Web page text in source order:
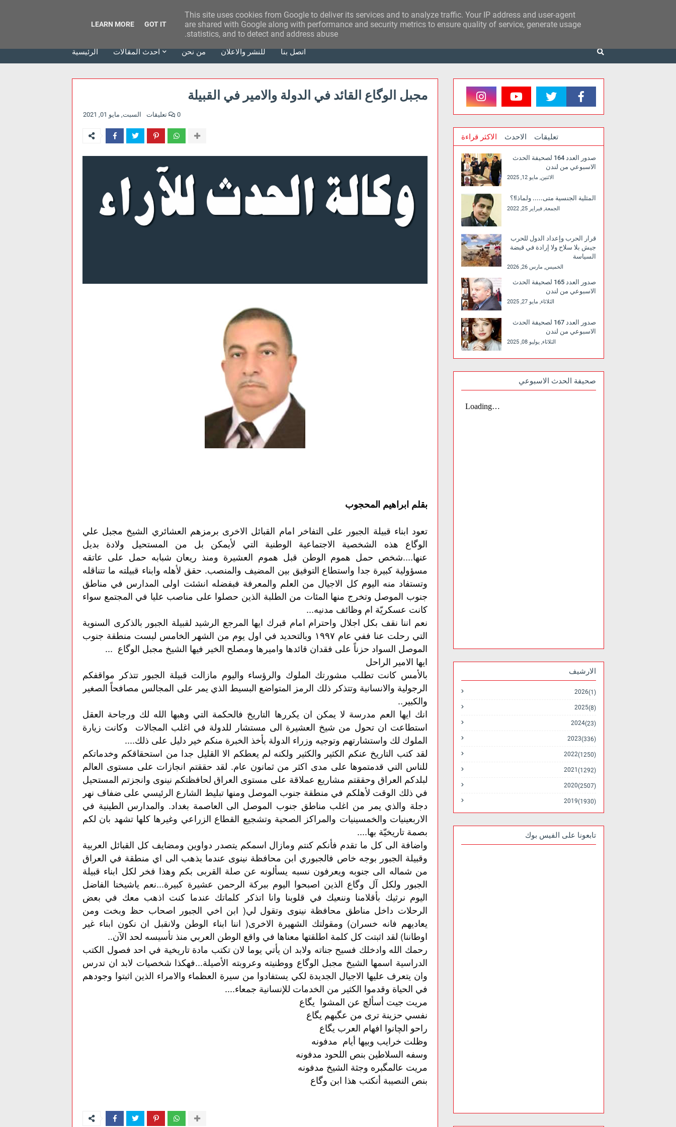
وكالة الحدث للآراء
الرئيسية أحدث المقالات من نحن للنشر والاعلان أتصل بنا
مجبل الوگاع القائد في الدولة والامير في القبيلة
السبت, مايو 01, 2021 0 تعليقات
بقلم ابراهيم المحجوب
تعود ابناء قبيلة الجبور على التفاخر امام القبائل الاخرى برمزهم العشائري الشيخ مجبل علي
الوگاع هذه الشخصية الاجتماعية الوطنية التي لأيمكن بل من المستحيل ولادة بديل
عنها....شخص حمل هموم الوطن قبل هموم العشيرة ومنذ ريعان شبابه حمل على عاتقه
مسؤولية كبيرة جدا واستطاع التوفيق بين المضيف والمنصب. حقق لأهله وابناء قبيلته ما تتناقله
وتستفاد منه اليوم كل الاجيال من العلم والمعرفة فبفضله انشئت اولى المدارس في مناطق
جنوب الموصل وتخرج منها المئات من الطلبة الذين حصلوا على مناصب عليا في المجتمع سواء
كانت عسكريّة ام وظائف مدنيه...
نعم اننا نقف بكل اجلال واحترام امام قبرك ايها المرجع الرشيد لقبيلة الجبور بالذكرى السنوية
التي رحلت عنا ففي عام ١٩٩٧ وبالتحديد في اول يوم من الشهر الخامس لبست منطقة جنوب
الموصل السواد حزناً على فقدان قائدها واميرها ومصلح الخير فيها الشيخ مجبل الوگاع ...
ايها الامير الراحل
بالأمس كانت تطلب مشورتك الملوك والرؤساء واليوم مازالت قبيلة الجبور تتذكر مواقفكم
الرجولية والانسانية وتتذكر ذلك الرمز المتواضع البسيط الذي يمر على المجالس مصافحاً الصغير
والكبير..
انك ايها العم مدرسة لا يمكن ان يكررها التاريخ فالحكمة التي وهبها الله لك ورجاحة العقل
استطاعت ان تحول من شيخ العشيرة الى مستشار للدولة في اغلب المجالات وكانت زيارة
الملوك لك واستشارتهم وتوجيه وزراء الدولة بأخذ الخبرة منكم خير دليل على ذلك....
لقد كتب التاريخ عنكم الكثير والكثير ولكنه لم يعطكم الا القليل جدا من استحقاقكم وخدماتكم
للناس التي قدمتموها على مدى اكثر من ثمانون عام. لقد حققتم انجازات على مستوى العالم
لبلدكم العراق وحققتم مشاريع عملاقة على مستوى العراق لحافظتكم نينوى وانجزتم المستحيل
في ذلك الوقت لأهلكم في منطقة جنوب الموصل ومنها تبليط الشارع الرئيسي على ضفاف نهر
دجلة والذي يمر من اغلب مناطق جنوب الموصل الى العاصمة بغداد. والمدارس الطينية في
الاربعينيات والخمسينيات والمراكز الصحية وتشجيع القطاع الزراعي وغيرها كلها تشهد بان لكم
بصمة تاريخيّة بها....
واضافة الى كل ما تقدم فأنكم كنتم ومازال اسمكم يتصدر دواوين ومضايف كل القبائل العربية
وقبيلة الجبور بوجه خاص فالجبوري ابن محافظة نينوى عندما يذهب الى اي منطقة في العراق
من شماله الى جنوبه ويعرفون نسبه يسألونه عن صلة القربى بكم وهذا فخر لكل ابناء قبيلة
الجبور ولكل آل وگاع الذين اصبحوا اليوم ببركة الرحمن عشيرة كبيرة...نعم ياشيخنا الفاضل
اليوم نرثيك بأقلامنا وننعيك في قلوبنا وانا اتذكر كلماتك عندما كنت اذهب معك في بعض
الرحلات داخل مناطق محافظة نينوى وتقول لي( ابن اخي الجبور اصحاب حظ وبخت ومن
يعاديهم فانه خسران) ومقولتك الشهيرة الاخرى( اننا ابناء الوطن ولانقبل ان نكون ابناء غير
اوطاننا) لقد اثبتت كل كلمة اطلقتها معناها في واقع الوطن العربي منذ تأسيسه لحد الآن..
رحمك الله وادخلك فسيح جناته ولابد ان يأتي يوما لان تكتب مادة تاريخية في احد فصول الكتب
الدراسية اسمها الشيخ مجبل الوگاع ووطنيته وعروبته الأصيلة...فهكذا شخصيات لابد ان تدرس
وان يتعرف عليها الاجيال الجديدة لكي يستفادوا من سيرة العظماء والامراء الذين اثبتوا وجودهم
في الحياة وقدموا الكثير من الخدمات للإنسانية جمعاء....
مريت جيت أسألچ عن المشوا يگاع
نفسي حزينة ترى من عگبهم يگاع
راحو الچانوا افهام العرب يگاع
وظلت خرايب وبيها أيام مدفونه
وسفه السلاطين بنص اللحود مدفونه
مريت عالمگبره وجثة الشيخ مدفونه
بنص النصيبة أنكتب هذا ابن وگاع
الاكثر قراءة الاحدث تعليقات
صدور العدد 164 لصحيفة الحدث
الاسبوعي من لندن
الاثنين, مايو 12, 2025
المثلية الجنسية متى..... ولماذا!؟
الجمعة, فبراير 25, 2022
قرار الحرب وإعداد الدول للحرب
جيش بلا سلاح ولا إرادة في قبضة
السياسة
الخميس, مارس 26, 2026
صدور العدد 165 لصحيفة الحدث
الاسبوعي من لندن
الثلاثاء, مايو 27, 2025
صدور العدد 167 لصحيفة الحدث
الاسبوعي من لندن
الثلاثاء, يوليو 08, 2025
صحيفة الحدث الاسبوعي
الارشيف
2026 (1)
2025 (8)
2024 (23)
2023 (336)
2022 (1250)
2021 (1292)
2020 (2507)
2019 (1930)
تابعونا على الفيس بوك
This site uses cookies from Google to deliver its services and to analyze traffic. Your IP address and user-agent
are shared with Google along with performance and security metrics to ensure quality of service, generate usage
statistics, and to detect and address abuse.
LEARN MORE GOT IT